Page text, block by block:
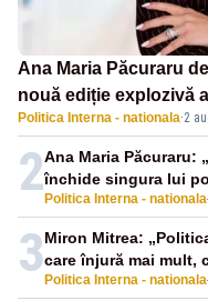
Ana Maria Păcuraru
nouă ediție explozivă
Realitatea PLUS
Politica Interna - nationala·2
2 Politica Interna - nationala
Ana Maria Păcuraru:
închide singura lui
3 Politica Interna - nationala
Miron Mitrea:
care înjură mai mult,